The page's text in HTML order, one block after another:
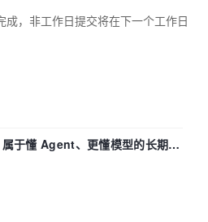
成，非工作日提交将在下一个工作日
于懂 Agent、更懂模型的长期深